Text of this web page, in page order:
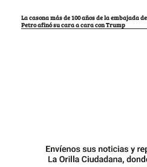
La casona más de 100 años de la embajada
Petro afinó su cara a cara con Trump